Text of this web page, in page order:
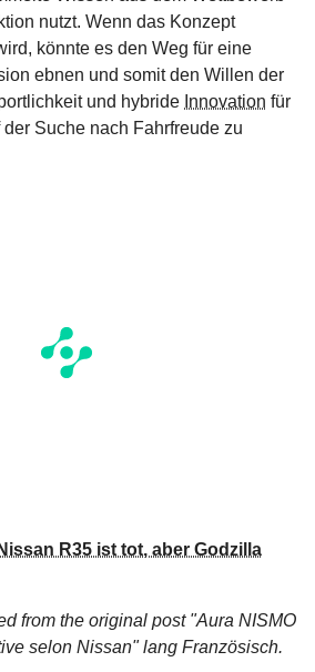
nutzt. Wenn das Konzept
könnte es den Weg für eine
ebnen und somit den Willen der
und hybride Innovation für
Suche nach Fahrfreude zu
R35 ist tot, aber Godzilla
from the original post "Aura NISMO
selon Nissan"lang Französisch.